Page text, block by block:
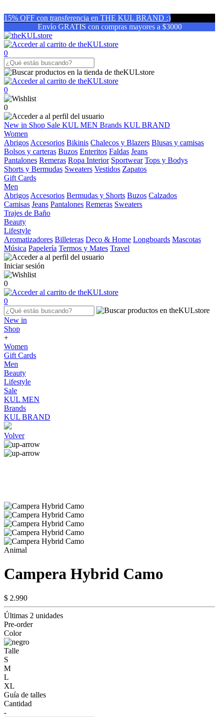
15% OFF con transferencia en THE KUL BRAND :)
Envío GRATIS con compras mayores a $3000
0
0
0
New in Shop Sale KUL MEN Brands KUL BRAND
Women
Abrigos Accesorios Bikinis Chalecos y Blazers Blusas y camisas
Bolsos y carteras Buzos Enteritos Faldas Jeans
Pantalones Remeras Ropa Interior Sportwear Tops y Bodys
Shorts y Bermudas Sweaters Vestidos Zapatos
Gift Cards
Men
Abrigos Accesorios Bermudas y Shorts Buzos Calzados
Camisas Jeans Pantalones Remeras Sweaters
Trajes de Baño
Beauty
Lifestyle
Aromatizadores Billeteras Deco & Home Longboards Mascotas
Música Papelería Termos y Mates Travel
Iniciar sesión
0
0
New in
Shop
+
Women
Gift Cards
Men
Beauty
Lifestyle
Sale
KUL MEN
Brands
KUL BRAND
Volver
Animal
Campera Hybrid Camo
$ 2.990
Últimas 2 unidades
Pre-order
Color
Talle
S
M
L
XL
Guía de talles
Cantidad
-